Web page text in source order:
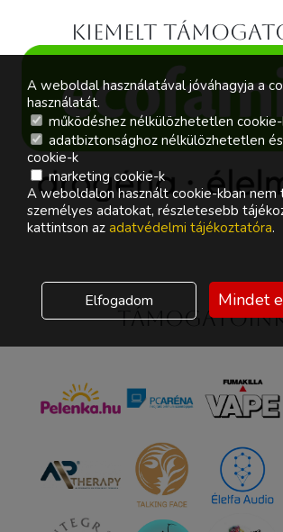
Kiemelt
A weboldal használatával jóváhagyja a
használatát.
működéshez nélkülözhetetlen
adatbiztonsághoz nélkülözhetetlen
cookie-k
marketing cookie-k
A weboldalon használt cookie-kban nem
személyes adatokat, részletesebb
kattintson az adatvédelmi tájékoztatóra.
Elfogadom Mindet